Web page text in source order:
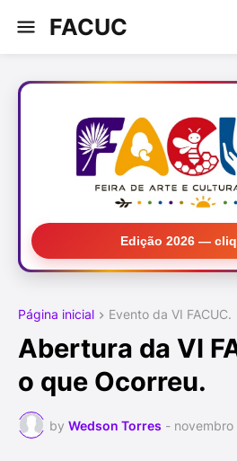
FACUC
Edição 2026 —
Página inicial Evento da VI FACUC.
Abertura da VI
o que Ocorreu.
by Wedson Torres - novembro